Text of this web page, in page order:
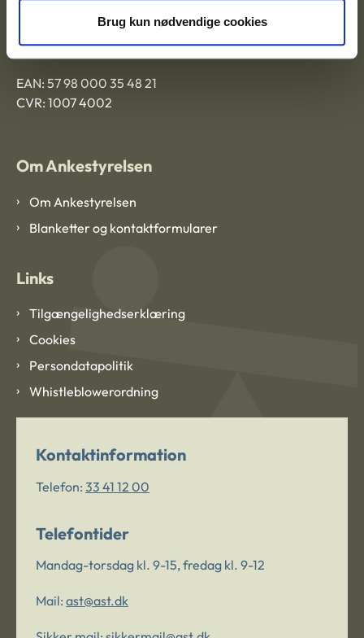
Brug kun nødvendige cookies
Ankestyrelsen København
EAN: 57 98 000 35 48 21
CVR: 1007 4002
Om Ankestyrelsen
Om Ankestyrelsen
Blanketter og kontaktformularer
Links
Tilgængelighedserklæring
Cookies
Persondatapolitik
Whistleblowerordning
Kontaktinformation
Telefon: 33 41 12 00
Telefontider
Mandag-torsdag kl. 9-15, fredag kl. 9-12
Mail: ast@ast.dk